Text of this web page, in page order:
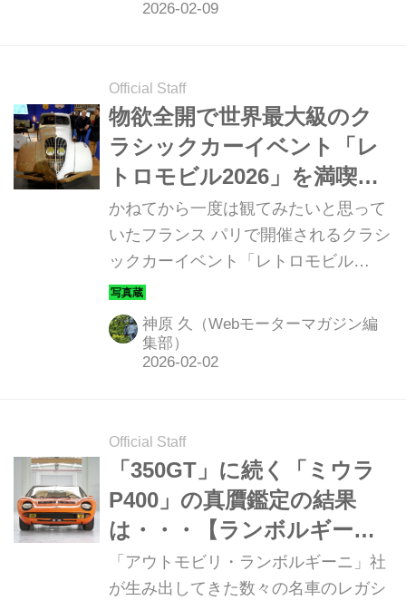
回はフレンチブランドのコンストラク
Official Staff
物欲全開で世界最大級のク
ラシックカーイベント「レ
トロモビル2026」を満喫！
【フランス縦断ヒストリッ
クカーイベント三昧 その
1】
かねてから一度は観てみたいと思って
いたフランス パリで開催されるクラシ
ックカーイベント「レトロモビル
2026」に、ついに行くことができた。
翌週にヴァランスとモナコを核に開催
される「ラリーモンテカルロ ヒストリ
ック」とセットで愉しむ、旧車三昧の
真：展示用に半分だけレストアされた
プジョー402 1938年式）
神原 久（Webモーターマガジン編
集部）
Official Staff
「350GT」に続く「ミウラ
P400」の真贋鑑定の結果
は・・・【ランボルギーニ
の歴史を紡ぐPolo Storico
の歩み Part4／8】
「アウトモビリ・ランボルギーニ」社
が生み出してきた数々の名車のレガシ